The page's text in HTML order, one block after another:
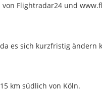
von Flightradar24 und
es sich kurzfristig ändern
km südlich von Köln.